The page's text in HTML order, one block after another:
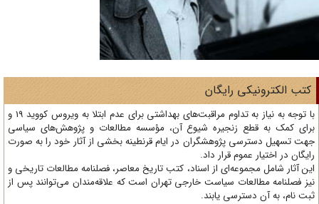
الکترونیکی رایگان
با توجه به نیاز به تداوم مراقبت‌های بهداشتی برای عدم ابتلا به ویروس کووید 19 و
کمک به قطع زنجیره شیوع آن، مؤسسه مطالعات و پژوهش‌های سیاسی
تسهیل دسترسی پژوهشگران در ایام قرنطینه بخشی از آثار خود را به صورت
در اختیار عموم قرار داد.
آثار شامل مجموعه‌ای از اسناد، کتب تاریخ معاصر، فصلنامه‌ مطالعات تاریخی و
فصلنامه مطالعات سیاست خارجی تهران است که علاقه‌مندان می‌توانند پس از
نام، به آن دسترسی یابند.